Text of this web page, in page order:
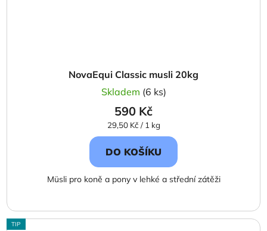
NovaEqui Classic musli 20kg
Skladem (6 ks)
590 Kč
Měrná
cena:
29,50 Kč / 1 kg
DO KOŠÍKU
Müsli pro koně a pony v lehké a střední zátěži
TIP